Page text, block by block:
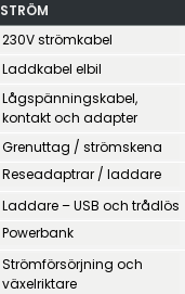
STRÖM
230V strömkabel
Laddkabel elbil
Lågspänningskabel,
kontakt och adapter
Grenuttag / strömskena
Reseadaptrar / laddare
Laddare – USB och trådlös
Powerbank
Strömförsörjning och
växelriktare